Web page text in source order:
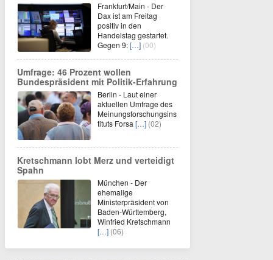
Frankfurt/Main - Der
Dax ist am Freitag
positiv in den
Handelstag gestartet.
Gegen 9:[…] (00)
Umfrage: 46 Prozent wollen
Bundespräsident mit Politik-Erfahrung
Berlin - Laut einer
aktuellen Umfrage des
Meinungsforschungsins
tituts Forsa […] (02)
Kretschmann lobt Merz und verteidigt
Spahn
München - Der
ehemalige
Ministerpräsident von
Baden-Württemberg,
Winfried Kretschmann
[…] (06)